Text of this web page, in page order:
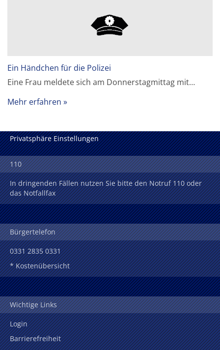
Ein Händchen für die Polizei
Eine Frau meldete sich am Donnerstagmittag mit…
Mehr erfahren
Privatsphäre Einstellungen
110
In dringenden Fällen nutzen Sie bitte den Notruf 110 oder
das Notfallfax
Bürgertelefon
0331 2835 0331
* Kostenübersicht
Wichtige Links
Login
Barrierefreiheit